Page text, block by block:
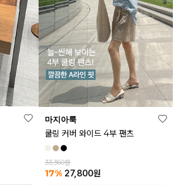
마지아룩
쿨링 커버 와이드 4부 팬츠
33,360원
17% 27,800원